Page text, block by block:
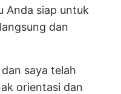
Anda siap untuk
dan
saya telah
orientasi dan